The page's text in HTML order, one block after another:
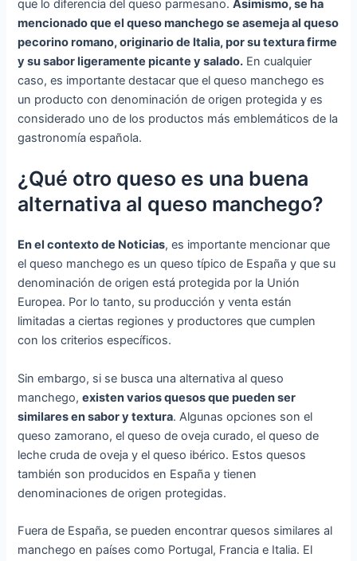
que lo diferencia del queso parmesano.Asimismo, se ha
mencionado que el queso manchego se asemeja al queso
pecorino romano, originario de Italia, por su textura firme
y su sabor ligeramente picante y salado. En cualquier
caso, es importante destacar que el queso manchego es
un producto con denominación de origen protegida y es
considerado uno de los productos más emblemáticos de la
gastronomía española.
¿Qué otro queso es una buena
alternativa al queso manchego?
En el contexto de Noticias, es importante mencionar que
el queso manchego es un queso típico de España y que su
denominación de origen está protegida por la Unión
Europea. Por lo tanto, su producción y venta están
limitadas a ciertas regiones y productores que cumplen
con los criterios específicos.
Sin embargo, si se busca una alternativa al queso
manchego,existen varios quesos que pueden ser
similares en sabor y textura. Algunas opciones son el
queso zamorano, el queso de oveja curado, el queso de
leche cruda de oveja y el queso ibérico. Estos quesos
también son producidos en España y tienen
denominaciones de origen protegidas.
Fuera de España, se pueden encontrar quesos similares al
manchego en países como Portugal, Francia e Italia. El